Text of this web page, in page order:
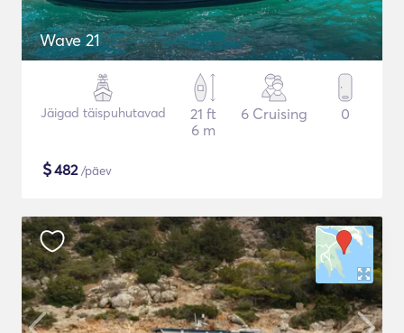
Wave 21
Jäigad täispuhutavad
21 ft
6 m
6 Cruising 0
$482/päev